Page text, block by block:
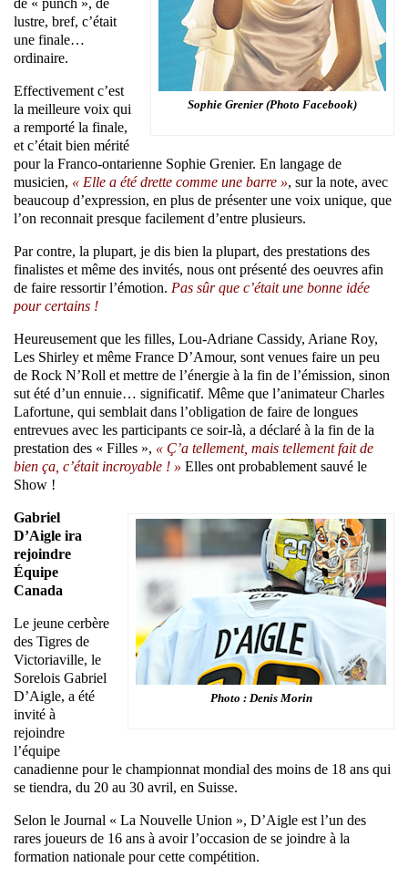
Sophie Grenier (Photo Facebook)
lustre, bref, c’était
une finale…
ordinaire.
Effectivement c’est
la meilleure voix qui
a remporté la finale,
et c’était bien mérité
pour la Franco-ontarienne Sophie Grenier. En langage de
musicien, « Elle a été drette comme une barre », sur la note, avec
beaucoup d’expression, en plus de présenter une voix unique, que
l’on reconnait presque facilement d’entre plusieurs.
Par contre, la plupart, je dis bien la plupart, des prestations des
finalistes et même des invités, nous ont présenté des oeuvres afin
de faire ressortir l’émotion. Pas sûr que c’était une bonne idée
pour certains !
Heureusement que les filles, Lou-Adriane Cassidy, Ariane Roy,
Les Shirley et même France D’Amour, sont venues faire un peu
de Rock N’Roll et mettre de l’énergie à la fin de l’émission, sinon
sut été d’un ennuie… significatif. Même que l’animateur Charles
Lafortune, qui semblait dans l’obligation de faire de longues
entrevues avec les participants ce soir-là, a déclaré à la fin de la
prestation des « Filles », « Ç’a tellement, mais tellement fait de
bien ça, c’était incroyable ! » Elles ont probablement sauvé le
Show !
Photo : Denis Morin
Gabriel
D’Aigle ira
rejoindre
Équipe
Canada
Le jeune cerbère
des Tigres de
Victoriaville, le
Sorelois Gabriel
D’Aigle, a été
invité à
rejoindre
l’équipe
canadienne pour le championnat mondial des moins de 18 ans qui
se tiendra, du 20 au 30 avril, en Suisse.
Selon le Journal « La Nouvelle Union », D’Aigle est l’un des
rares joueurs de 16 ans à avoir l’occasion de se joindre à la
formation nationale pour cette compétition.